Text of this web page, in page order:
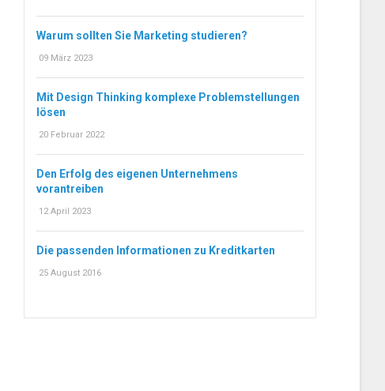
Warum sollten Sie Marketing studieren?
09 März 2023
Mit Design Thinking komplexe Problemstellungen
lösen
20 Februar 2022
Den Erfolg des eigenen Unternehmens
vorantreiben
12 April 2023
Die passenden Informationen zu Kreditkarten
25 August 2016